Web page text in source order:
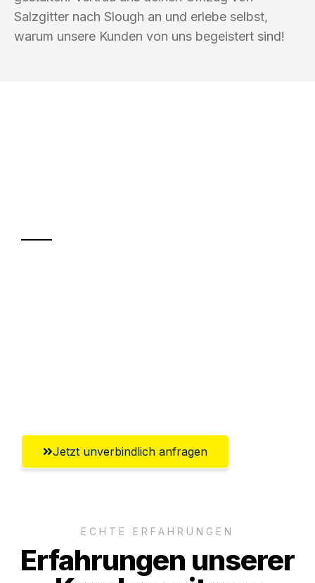
Salzgitter nach Slough an und erlebe selbst,
warum unsere Kunden von uns begeistert sind!
Jetzt unverbindlich anfragen
ECHTE ERFAHRUNGEN
Erfahrungen unserer